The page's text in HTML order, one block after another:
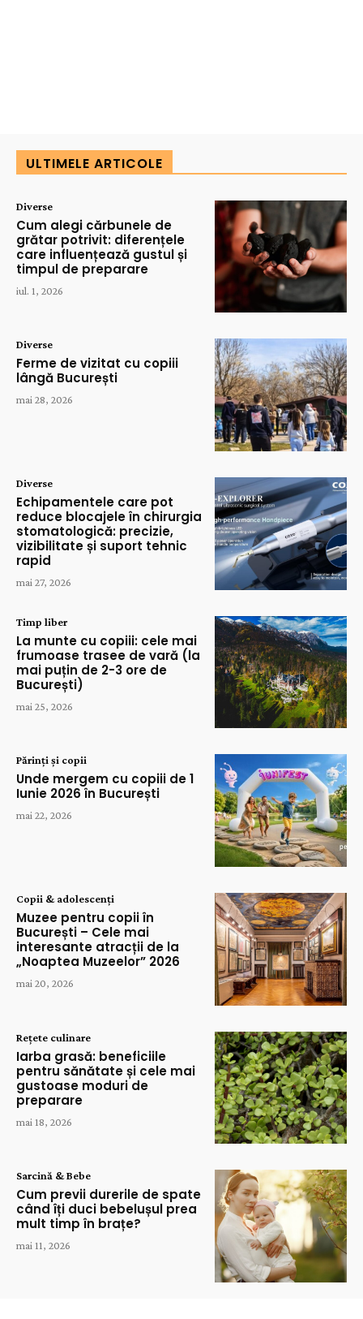
ULTIMELE ARTICOLE
Diverse
Cum alegi cărbunele de
grătar potrivit: diferențele
care influențează gustul și
timpul de preparare
iul. 1, 2026
Diverse
Ferme de vizitat cu copiii
lângă București
mai 28, 2026
Diverse
Echipamentele care pot
reduce blocajele în chirurgia
stomatologică: precizie,
vizibilitate și suport tehnic
rapid
mai 27, 2026
Timp liber
La munte cu copiii: cele mai
frumoase trasee de vară (la
mai puțin de 2-3 ore de
București)
mai 25, 2026
Părinți și copii
Unde mergem cu copiii de 1
Iunie 2026 în București
mai 22, 2026
Copii & adolescenți
Muzee pentru copii în
București – Cele mai
interesante atracții de la
„Noaptea Muzeelor” 2026
mai 20, 2026
Rețete culinare
Iarba grasă: beneficiile
pentru sănătate și cele mai
gustoase moduri de
preparare
mai 18, 2026
Sarcină & Bebe
Cum previi durerile de spate
când îți duci bebelușul prea
mult timp în brațe?
mai 11, 2026